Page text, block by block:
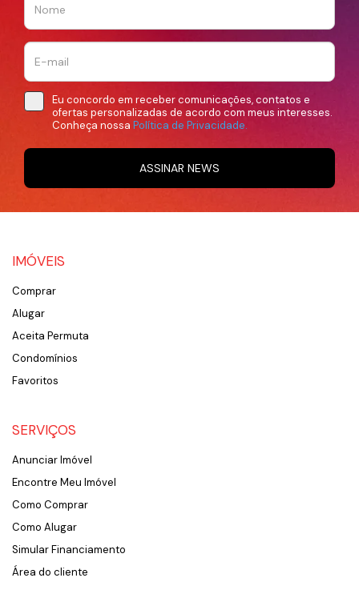
Eu concordo em receber comunicações, contatos e
ofertas personalizadas de acordo com meus interesses.
Conheça nossa Política de Privacidade.
ASSINAR NEWS
IMÓVEIS
Comprar
Alugar
Aceita Permuta
Condomínios
Favoritos
SERVIÇOS
Anunciar Imóvel
Encontre Meu Imóvel
Como Comprar
Como Alugar
Simular Financiamento
Área do cliente